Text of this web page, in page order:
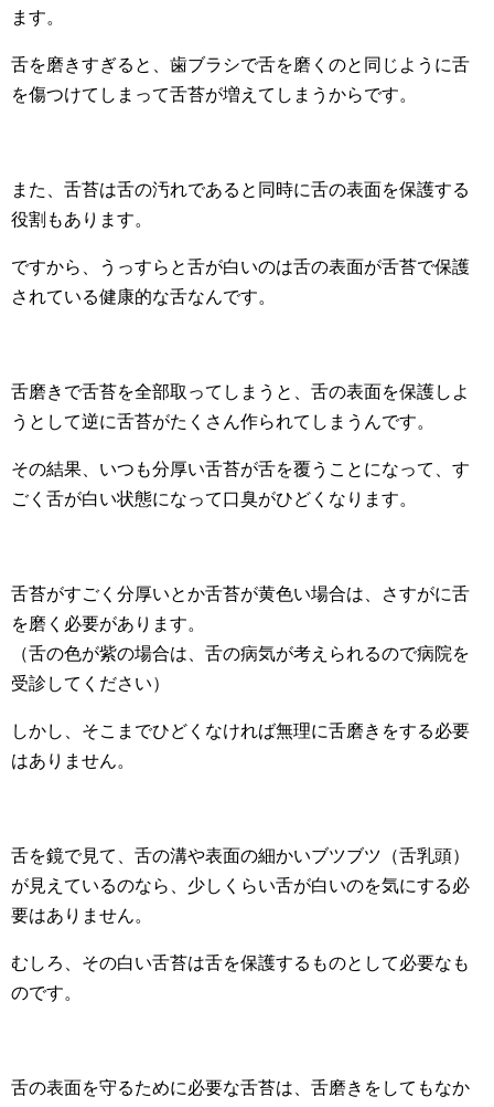
ます。
舌を磨きすぎると、歯ブラシで舌を磨くのと同じように舌
を傷つけてしまって舌苔が増えてしまうからです。
また、舌苔は舌の汚れであると同時に舌の表面を保護する
役割もあります。
ですから、うっすらと舌が白いのは舌の表面が舌苔で保護
されている健康的な舌なんです。
舌磨きで舌苔を全部取ってしまうと、舌の表面を保護しよ
うとして逆に舌苔がたくさん作られてしまうんです。
その結果、いつも分厚い舌苔が舌を覆うことになって、す
ごく舌が白い状態になって口臭がひどくなります。
舌苔がすごく分厚いとか舌苔が黄色い場合は、さすがに舌
を磨く必要があります。
（舌の色が紫の場合は、舌の病気が考えられるので病院を
受診してください）
しかし、そこまでひどくなければ無理に舌磨きをする必要
はありません。
舌を鏡で見て、舌の溝や表面の細かいブツブツ（舌乳頭）
が見えているのなら、少しくらい舌が白いのを気にする必
要はありません。
むしろ、その白い舌苔は舌を保護するものとして必要なも
のです。
舌の表面を守るために必要な舌苔は、舌磨きをしてもなか